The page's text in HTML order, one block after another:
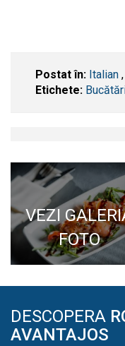
Postat în: Italian ,
Etichete:
VEZI
FOTO
DESCOPERA
AVANTAJOS